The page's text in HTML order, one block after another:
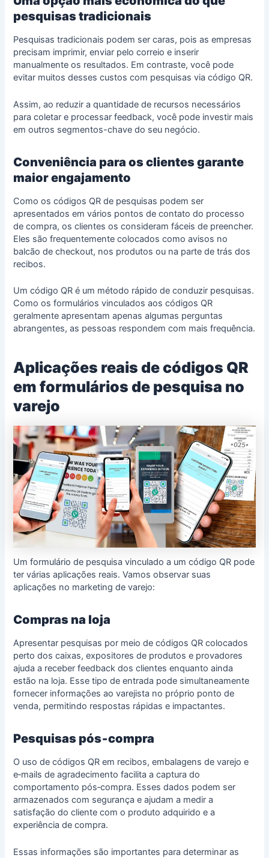
pesquisas tradicionais
Pesquisas tradicionais podem ser caras, pois as empresas
precisam imprimir, enviar pelo correio e inserir
manualmente os resultados. Em contraste, você pode
evitar muitos desses custos com pesquisas via código QR.
Assim, ao reduzir a quantidade de recursos necessários
para coletar e processar feedback, você pode investir mais
em outros segmentos-chave do seu negócio.
Conveniência para os clientes garante
maior engajamento
Como os códigos QR de pesquisas podem ser
apresentados em vários pontos de contato do processo
de compra, os clientes os consideram fáceis de preencher.
Eles são frequentemente colocados como avisos no
balcão de checkout, nos produtos ou na parte de trás dos
recibos.
Um código QR é um método rápido de conduzir pesquisas.
Como os formulários vinculados aos códigos QR
geralmente apresentam apenas algumas perguntas
abrangentes, as pessoas respondem com mais frequência.
Aplicações reais de códigos QR
em formulários de pesquisa no
varejo
Um formulário de pesquisa vinculado a um código QR pode
ter várias aplicações reais. Vamos observar suas
aplicações no marketing de varejo:
Compras na loja
Apresentar pesquisas por meio de códigos QR colocados
perto dos caixas, expositores de produtos e provadores
ajuda a receber feedback dos clientes enquanto ainda
estão na loja. Esse tipo de entrada pode simultaneamente
fornecer informações ao varejista no próprio ponto de
venda, permitindo respostas rápidas e impactantes.
Pesquisas pós‑compra
O uso de códigos QR em recibos, embalagens de varejo e
e‑mails de agradecimento facilita a captura do
comportamento pós‑compra. Esses dados podem ser
armazenados com segurança e ajudam a medir a
satisfação do cliente com o produto adquirido e a
experiência de compra.
Essas informações são importantes para determinar as